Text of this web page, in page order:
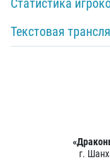
Статистика
Текстовая
г.